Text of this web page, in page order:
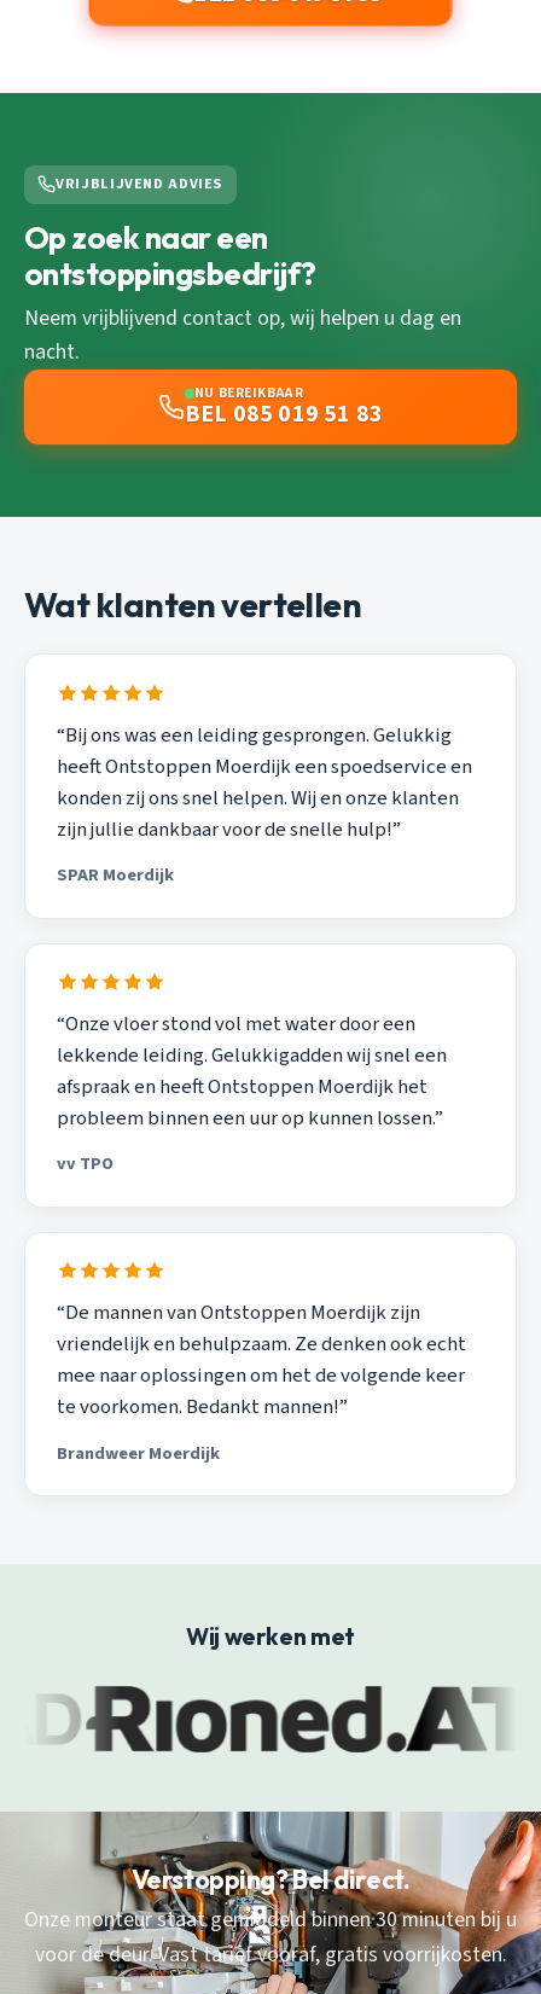
VRIJBLIJVEND ADVIES
Op zoek naar een
ontstoppingsbedrijf?
Neem vrijblijvend contact op, wij helpen u dag en
nacht.
NU BEREIKBAAR
BEL 085 019 51 83
Wat klanten vertellen
“Bij ons was een leiding gesprongen. Gelukkig
heeft Ontstoppen Moerdijk een spoedservice en
konden zij ons snel helpen. Wij en onze klanten
zijn jullie dankbaar voor de snelle hulp!”
SPAR Moerdijk
“Onze vloer stond vol met water door een
lekkende leiding. Gelukkigadden wij snel een
afspraak en heeft Ontstoppen Moerdijk het
probleem binnen een uur op kunnen lossen.”
vv TPO
“De mannen van Ontstoppen Moerdijk zijn
vriendelijk en behulpzaam. Ze denken ook echt
mee naar oplossingen om het de volgende keer
te voorkomen. Bedankt mannen!”
Brandweer Moerdijk
Wij werken met
Verstopping? Bel direct.
Onze monteur staat gemiddeld binnen 30 minuten bij u
voor de deur. Vast tarief vooraf, gratis voorrijkosten.